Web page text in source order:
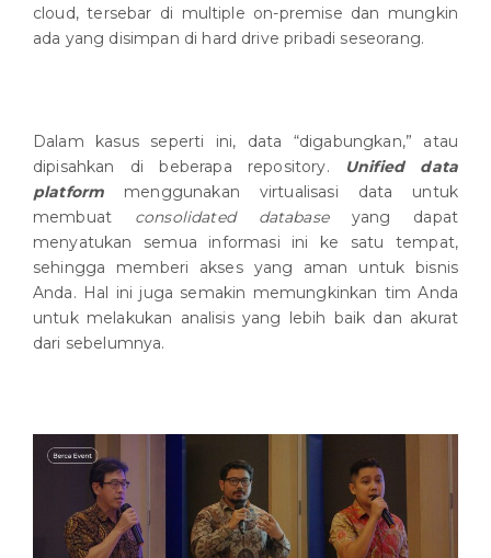
cloud, tersebar di multiple on-premise dan mungkin
ada yang disimpan di hard drive pribadi seseorang.
Dalam kasus seperti ini, data “digabungkan,” atau
dipisahkan di beberapa repository.
Unified data
platform menggunakan virtualisasi data untuk
membuat consolidated databaseyang dapat
menyatukan semua informasi ini ke satu tempat,
sehingga memberi akses yang aman untuk bisnis
Anda. Hal ini juga semakin memungkinkan tim Anda
untuk melakukan analisis yang lebih baik dan akurat
dari sebelumnya.